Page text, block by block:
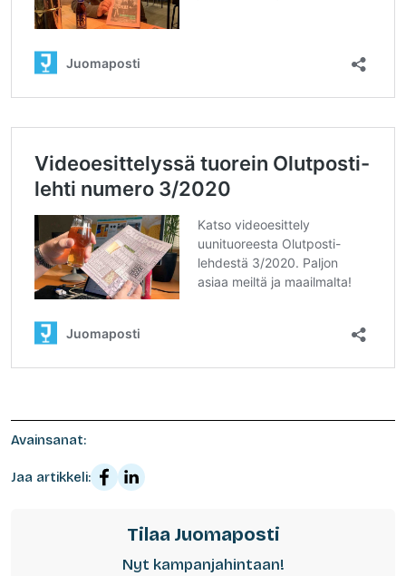
Avainsanat:
Jaa artikkeli:
Tilaa Juomaposti
Nyt kampanjahintaan!